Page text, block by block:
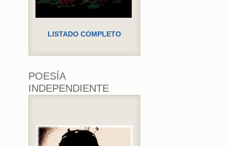
LISTADO COMPLETO
POESÍA
INDEPENDIENTE